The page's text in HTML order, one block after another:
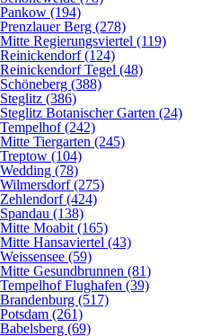
Pankow (194)
Prenzlauer Berg (278)
Mitte Regierungsviertel (119)
Reinickendorf (124)
Reinickendorf Tegel (48)
Schöneberg (388)
Steglitz (386)
Steglitz Botanischer Garten (24)
Tempelhof (242)
Mitte Tiergarten (245)
Treptow (104)
Wedding (78)
Wilmersdorf (275)
Zehlendorf (424)
Spandau (138)
Mitte Moabit (165)
Mitte Hansaviertel (43)
Weissensee (59)
Mitte Gesundbrunnen (81)
Tempelhof Flughafen (39)
Brandenburg (517)
Potsdam (261)
Babelsberg (69)